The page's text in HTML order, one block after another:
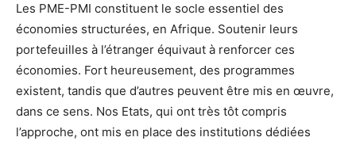
Les PME-PMI constituent le socle essentiel des
économies structurées, en Afrique. Soutenir leurs
portefeuilles à l’étranger équivaut à renforcer ces
économies. Fort heureusement, des programmes
existent, tandis que d’autres peuvent être mis en œuvre,
dans ce sens. Nos Etats, qui ont très tôt compris
l’approche, ont mis en place des institutions dédiées